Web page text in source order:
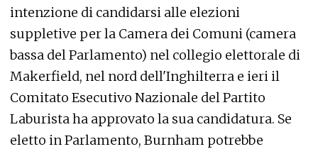
intenzione di candidarsi alle elezioni
suppletive per la Camera dei Comuni (camera
bassa del Parlamento) nel collegio elettorale di
Makerfield, nel nord dell'Inghilterra e ieri il
Comitato Esecutivo Nazionale del Partito
Laburista ha approvato la sua candidatura. Se
eletto in Parlamento, Burnham potrebbe